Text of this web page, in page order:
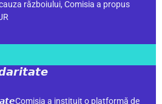
războiului, Comisia a propus
a instituit o platformă de